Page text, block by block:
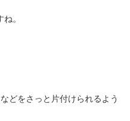
。
どをさっと片付けられるよう